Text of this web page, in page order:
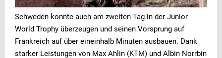
Schweden konnte auch am zweiten Tag in der Junior
World Trophy überzeugen und seinen Vorsprung auf
Frankreich auf über eineinhalb Minuten ausbauen. Dank
starker Leistungen von Max Ahlin (KTM) und Albin Norrbin